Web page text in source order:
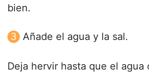
bien.
Añade el agua y la sal.
Deja hervir hasta que el agua